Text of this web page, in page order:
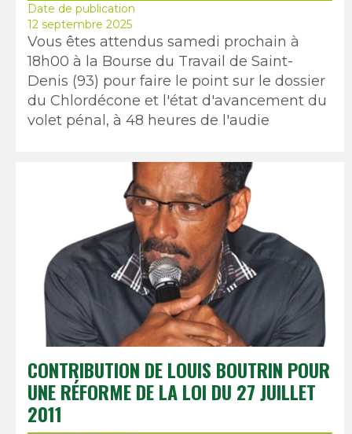
Date de publication
12 septembre 2025
Vous êtes attendus samedi prochain à
18h00 à la Bourse du Travail de Saint-
Denis (93) pour faire le point sur le dossier
du Chlordécone et l'état d'avancement du
volet pénal, à 48 heures de l'audie
CONTRIBUTION DE LOUIS BOUTRIN POUR
UNE RÉFORME DE LA LOI DU 27 JUILLET
2011